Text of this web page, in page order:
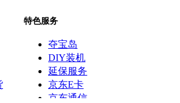
特色服务
夺宝岛
DIY装机
延保服务
京东E卡
京东通信